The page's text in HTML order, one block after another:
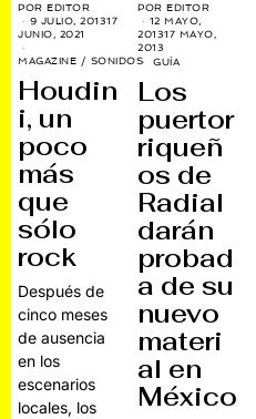
POREDITOR
9 JULIO, 201317
JUNIO, 2021
MAGAZINE / SONIDOS
Houdin
i, un
poco
más
que
sólo
rock
Después de
cinco meses
de ausencia
en los
escenarios
locales, los
POREDITOR
12 MAYO,
201317 MAYO,
2013
GUÍA
Los
puertor
riqueñ
os de
Radial
darán
probad
a de su
nuevo
materi
al en
México